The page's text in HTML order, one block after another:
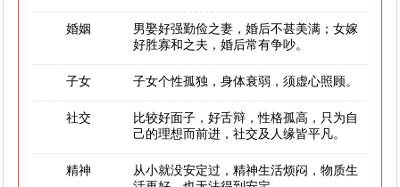
婚姻
男娶好强勤俭之妻，婚后不甚美满；女嫁
好胜寡和之夫，婚后常有争吵。
子女 子女个性孤独，身体衰弱，须虚心照顾。
社交
比较好面子，好舌辩，性格孤高，只为自
己的理想而前进，社交及人缘皆平凡。
精神
从小就没安定过，精神生活烦闷，物质生